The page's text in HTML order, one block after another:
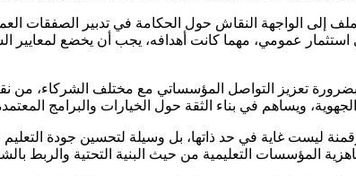
إلى الواجهة النقاش حول الحكامة في تدبير الصفقات
استثمار عمومي، مهما كانت أهدافه، يجب أن يخضع
تعزيز التواصل المؤسساتي مع مختلف الشركاء، من
الجهوية، ويساهم في بناء الثقة حول الخيارات والبرامج
ليست غاية في حد ذاتها، بل وسيلة لتحسين جودة
المؤسسات التعليمية من حيث البنية التحتية والربط